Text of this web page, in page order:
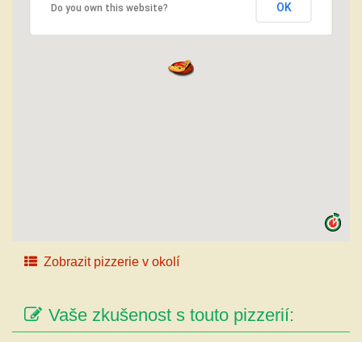
Do you own this website? OK
Zobrazit pizzerie v okolí
Vaše zkušenost s touto pizzerií: